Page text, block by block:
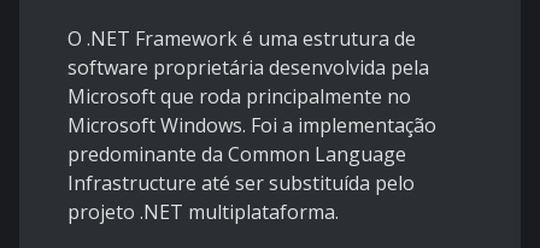
O .NET Framework é uma estrutura de
software proprietária desenvolvida pela
Microsoft que roda principalmente no
Microsoft Windows. Foi a implementação
predominante da Common Language
Infrastructure até ser substituída pelo
projeto .NET multiplataforma.